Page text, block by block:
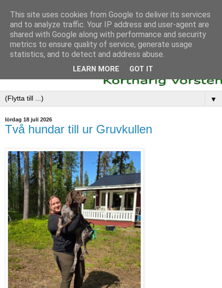
▼
lördag 18 juli 2026
Två hundar till ur Gruvkullen
This site uses cookies from Google to deliver its services
and to analyze traffic. Your IP address and user-agent are
shared with Google along with performance and security
metrics to ensure quality of service, generate usage
statistics, and to detect and address abuse.
LEARN MORE GOT IT